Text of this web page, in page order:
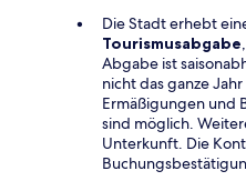
Die Stadt erhebt
Tourismusabgabe
Abgabe ist
nicht das ganze
Ermäßigungen und
sind möglich.
Unterkunft. Die